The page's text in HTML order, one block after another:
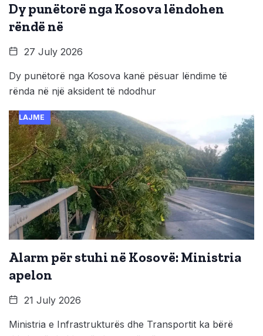
Dy punëtorë nga Kosova lëndohen
rëndë në
27 July 2026
Dy punëtorë nga Kosova kanë pësuar lëndime të
rënda në një aksident të ndodhur
LAJME
Alarm për stuhi në Kosovë: Ministria
apelon
21 July 2026
Ministria e Infrastrukturës dhe Transportit ka bërë